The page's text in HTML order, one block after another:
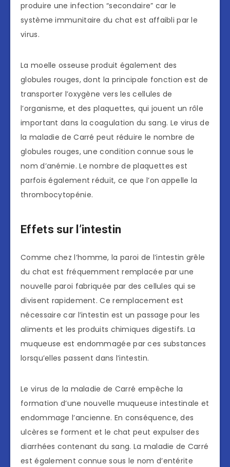
produire une infection “secondaire” car le
système immunitaire du chat est affaibli par le
virus.
La moelle osseuse produit également des
globules rouges, dont la principale fonction est de
transporter l’oxygène vers les cellules de
l’organisme, et des plaquettes, qui jouent un rôle
important dans la coagulation du sang. Le virus de
la maladie de Carré peut réduire le nombre de
globules rouges, une condition connue sous le
nom d’anémie. Le nombre de plaquettes est
parfois également réduit, ce que l’on appelle la
thrombocytopénie.
Effets sur l’intestin
Comme chez l’homme, la paroi de l’intestin grêle
du chat est fréquemment remplacée par une
nouvelle paroi fabriquée par des cellules qui se
divisent rapidement. Ce remplacement est
nécessaire car l’intestin est un passage pour les
aliments et les produits chimiques digestifs. La
muqueuse est endommagée par ces substances
lorsqu’elles passent dans l’intestin.
Le virus de la maladie de Carré empêche la
formation d’une nouvelle muqueuse intestinale et
endommage l’ancienne. En conséquence, des
ulcères se forment et le chat peut expulser des
diarrhées contenant du sang. La maladie de Carré
est également connue sous le nom d’entérite